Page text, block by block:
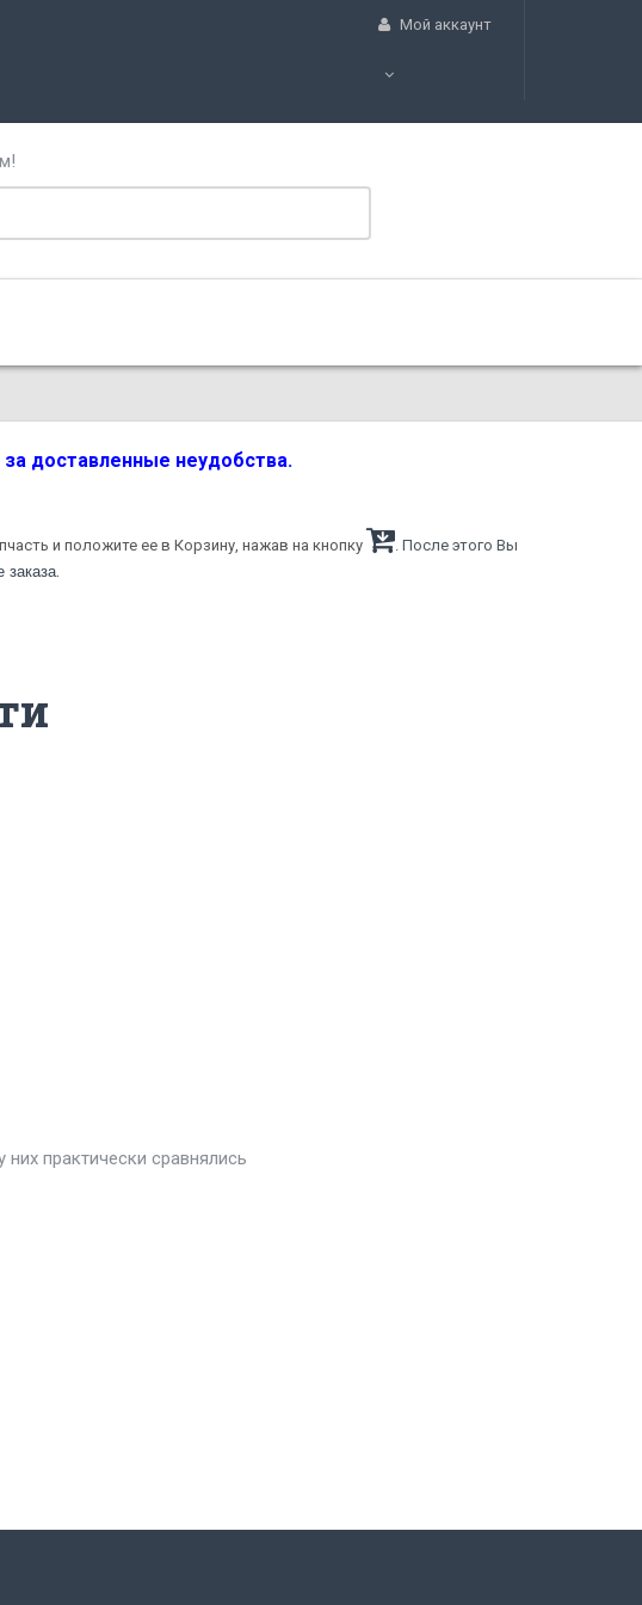
Мой аккаунт
за доставленные неудобства.
и положите ее в Корзину, нажав на кнопку
. После этого Вы
.
практически сравнялись